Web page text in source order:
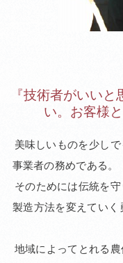
『技術者がいい
い。お客様
美味しい ものを少し で
事業者の務めである。
そのためには伝統を守
製造方法を変えて いく
地域に よって とれる